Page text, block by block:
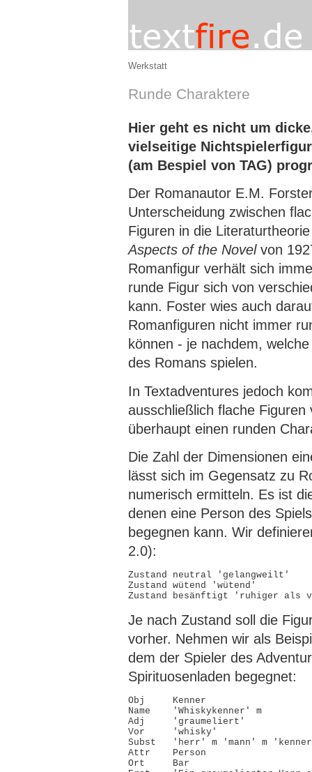
Werkstatt
Runde Charaktere
Hier geht es nicht um
vielseitige
(am Bespiel von TAG)
Der Romanautor E.M.
Unterscheidung zwischen
Figuren in die
Aspects of the Novelvon
Romanfigur verhält sich
runde Figur sich von
kann. Foster wies auch
Romanfiguren nicht immer
können - je nachdem,
des Romans spielen.
In Textadventures jedoch
ausschließlich flache
überhaupt einen runden
Die Zahl der Dimensionen
lässt sich im Gegensatz zu
numerisch ermitteln. Es ist
denen eine Person des
begegnen kann. Wir
2.0):
Zustand neutral 'gelangweilt'
Zustand wütend 'wütend'
Je nach Zustand soll die
vorher. Nehmen wir als
dem der Spieler des
Spirituosenladen begegnet:
Obj     Kenner
Name    'Whiskykenner' m
Adj     'graumeliert'
Vor     'whisky'
Subst   'herr' m 'mann' m
Attr    Person
Ort     Bar